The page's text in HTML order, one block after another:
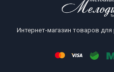
Интернет-магазин товаров